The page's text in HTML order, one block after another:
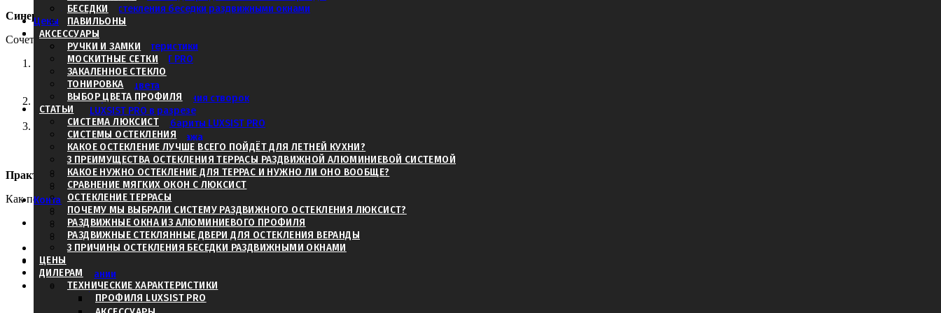
3 причины остекления беседки раздвижными окнами
Цены
Дилерам
Технические характеристики
Профиля LUXSIST PRO
Аксессуары
Базовые цвета
Варианты расположения створок
LUXSIST PRO в разрезе
Максимальные габариты LUXSIST PRO
Габариты для монтажа
Глухие элементы в разрезе
Классификация стекла
Дилеры в регионах
Калькулятор
Контакты
Заказать в другом городе
Дилеры в регионах
Вызвать замерщика
О нас
О компании
Наши дилеры
Москва
БЕСЕДКИ
ПАВИЛЬОНЫ
АКСЕССУАРЫ
РУЧКИ И ЗАМКИ
МОСКИТНЫЕ СЕТКИ
ЗАКАЛЕННОЕ СТЕКЛО
ТОНИРОВКА
ВЫБОР ЦВЕТА ПРОФИЛЯ
СТАТЬИ
СИСТЕМА ЛЮКСИСТ
СИСТЕМЫ ОСТЕКЛЕНИЯ
КАКОЕ ОСТЕКЛЕНИЕ ЛУЧШЕ ВСЕГО ПОЙДЁТ ДЛЯ ЛЕТНЕЙ КУХНИ?
3 ПРЕИМУЩЕСТВА ОСТЕКЛЕНИЯ ТЕРРАСЫ РАЗДВИЖНОЙ АЛЮМИНИЕВОЙ СИСТЕМОЙ
КАКОЕ НУЖНО ОСТЕКЛЕНИЕ ДЛЯ ТЕРРАС И НУЖНО ЛИ ОНО ВООБЩЕ?
СРАВНЕНИЕ МЯГКИХ ОКОН С ЛЮКСИСТ
ОСТЕКЛЕНИЕ ТЕРРАСЫ
ПОЧЕМУ МЫ ВЫБРАЛИ СИСТЕМУ РАЗДВИЖНОГО ОСТЕКЛЕНИЯ ЛЮКСИСТ?
РАЗДВИЖНЫЕ ОКНА ИЗ АЛЮМИНИЕВОГО ПРОФИЛЯ
РАЗДВИЖНЫЕ СТЕКЛЯННЫЕ ДВЕРИ ДЛЯ ОСТЕКЛЕНИЯ ВЕРАНДЫ
3 ПРИЧИНЫ ОСТЕКЛЕНИЯ БЕСЕДКИ РАЗДВИЖНЫМИ ОКНАМИ
ЦЕНЫ
ДИЛЕРАМ
ТЕХНИЧЕСКИЕ ХАРАКТЕРИСТИКИ
ПРОФИЛЯ LUXSIST PRO
Синергия материалов: Полное преображение дома
Сочетание этих двух технологий открывает новые возможности для планировки.
Беспрепятственный переход.Напольное покрытие из террасной доски ДПК можно продолжить внутрь, под раздвижную систему. Это визуально объединяет
внутреннее пространство гостиной с внешней террасой, создавая единую площадку.
Гармония стиля.Цвет и фактуру ДПК можно гармонично сочетать с цветом профиля Люксист, добиваясь целостного и продуманного дизайна.
Универсальность применения.Это решение идеально не только для нового строительства, но и если вы планируете пристроить веранду к существующему
дому. Конструкция позволяет добавить полезную площадь и радикально изменить внешний облик здания.
Практические шаги к реализации
Как подойти к обустройству веранды или обустройству террасы с использованием этих систем?
Проектирование.Инженеры ДПК терраса разработают детальный проект, где будут учтены размеры, тип фундамента под террасу и нагрузки на конструкции.
Монтаж.Специалисты проведут установку фундамента, подготовят основание и сделают укладку террасной доски ДПК по рассчитанным параметрам,
учитывающим все особенности проекта остекления от Люксист.
Комплексный заказ.Оптимальным решением является обращение к нашим компаниям, которые имеют длительный опыт совместной работы и хорошо знают
специфику обоих продуктов. Это гарантирует слаженность работ и единую ответственность за результат.